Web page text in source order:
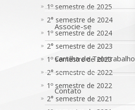
Associe-se
Cartilha de Teletrabalho
Contato
1º semestre de 2025
2° semestre de 2024
1º semestre de 2024
2° semestre de 2023
1º semestre de 2023
2° semestre de 2022
1º semestre de 2022
2° semestre de 2021